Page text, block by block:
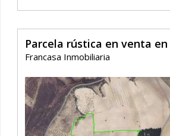
Parcela rústica en venta en
Francasa Inmobiliaria